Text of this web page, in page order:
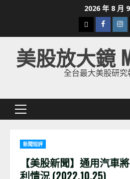
2026 年 8 月
下
載
美
股
美股放大鏡
全台最大美股研究
Primary
新聞短評
【美股新聞】通用汽車
利情況 (2022.10.25)